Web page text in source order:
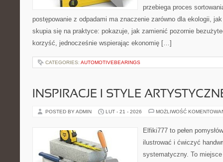
przebiega proces
postępowanie z odpadami ma znaczenie zarówno dla ekologii,
skupia się na praktyce: pokazuje, jak zamienić pozornie
korzyść, jednocześnie wspierając ekonomię […]
CATEGORIES: AUTOMOTIVEBEARINGS
INSPIRACJE I STYLE
POSTED BY ADMIN LUT - 21 - 2026 MOŻLIWOŚĆ
Elfiki777 to pełen
ilustrować i ćwiczyć
systematyczny. To